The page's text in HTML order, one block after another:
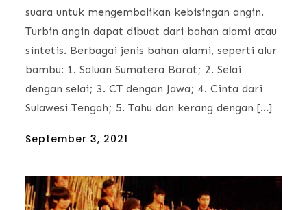
suara untuk mengembalikan kebisingan angin.
Turbin angin dapat dibuat dari bahan alami atau
sintetis. Berbagai jenis bahan alami, seperti alur
bambu: 1. Saluan Sumatera Barat; 2. Selai
dengan selai; 3. CT dengan Jawa; 4. Cinta dari
Sulawesi Tengah; 5. Tahu dan kerang dengan […]
Posted
September 3, 2021